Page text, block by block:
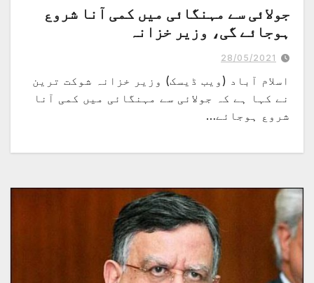
جولائی سے مہنگائی میں کمی آنا شروع
ہوجائے گی، وزیر خزانہ
28/05/2021
اسلام آباد (ویب ڈیسک) وزیر خزانہ شوکت ترین
نے کہا ہے کہ جولائی سے مہنگائی میں کمی آنا
شروع ہوجائے…